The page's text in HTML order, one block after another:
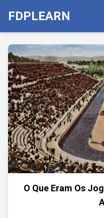
FDPLEARN
O Que Eram Os